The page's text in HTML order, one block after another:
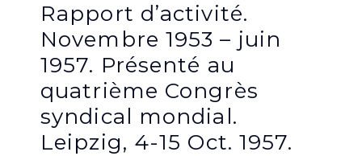
Rapport d’activité.
Novembre 1953 – juin
1957. Présenté au
quatrième Congrès
syndical mondial.
Leipzig, 4-15 Oct. 1957.